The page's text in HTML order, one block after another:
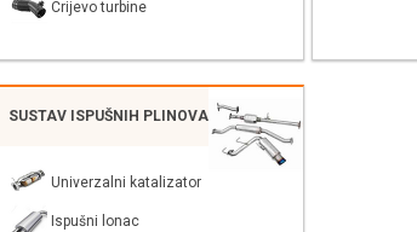
Crijevo turbine
SUSTAV ISPUŠNIH PLINOVA
Univerzalni katalizator
Ispušni lonac